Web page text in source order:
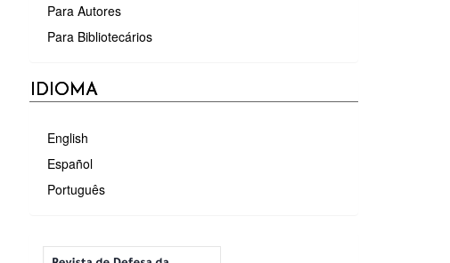
Para Autores
Para Bibliotecários
IDIOMA
English
Español
Português
MÉTRICAS